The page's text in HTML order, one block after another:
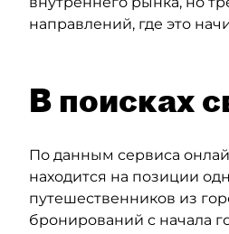
направлений, где это
В поисках
По данным сервиса
находится на позиции
путешественников из
бронирований с начала